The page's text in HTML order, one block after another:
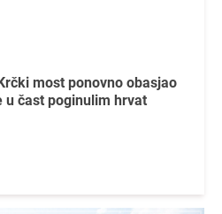
most ponovno obasjao
u čast poginulim hrvat